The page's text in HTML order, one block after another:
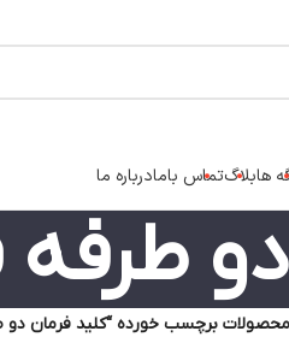
هابلاگتماس بامادرباره ما
طرفه
محصولات برچسب خورده “کلید فرمان دو